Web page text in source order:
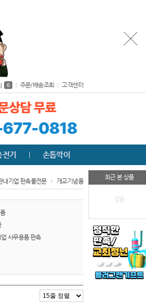
0 주문/배송조회 고객센터
기 손톱깍이
최근 본 상품
없음
내기업 판촉물전문 개교기념품
사무용품 판촉